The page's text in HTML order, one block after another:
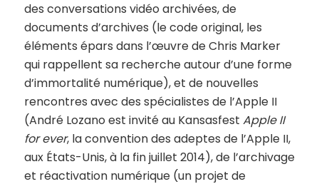
des conversations vidéo archivées, de
documents d’archives (le code original, les
éléments épars dans l’œuvre de Chris Marker
qui rappellent sa recherche autour d’une forme
d’immortalité numérique), et de nouvelles
rencontres avec des spécialistes de l’Apple II
(André Lozano est invité au Kansasfest Apple II
for ever, la convention des adeptes de l’Apple II,
aux États-Unis, à la fin juillet 2014), de l’archivage
et réactivation numérique (un projet de